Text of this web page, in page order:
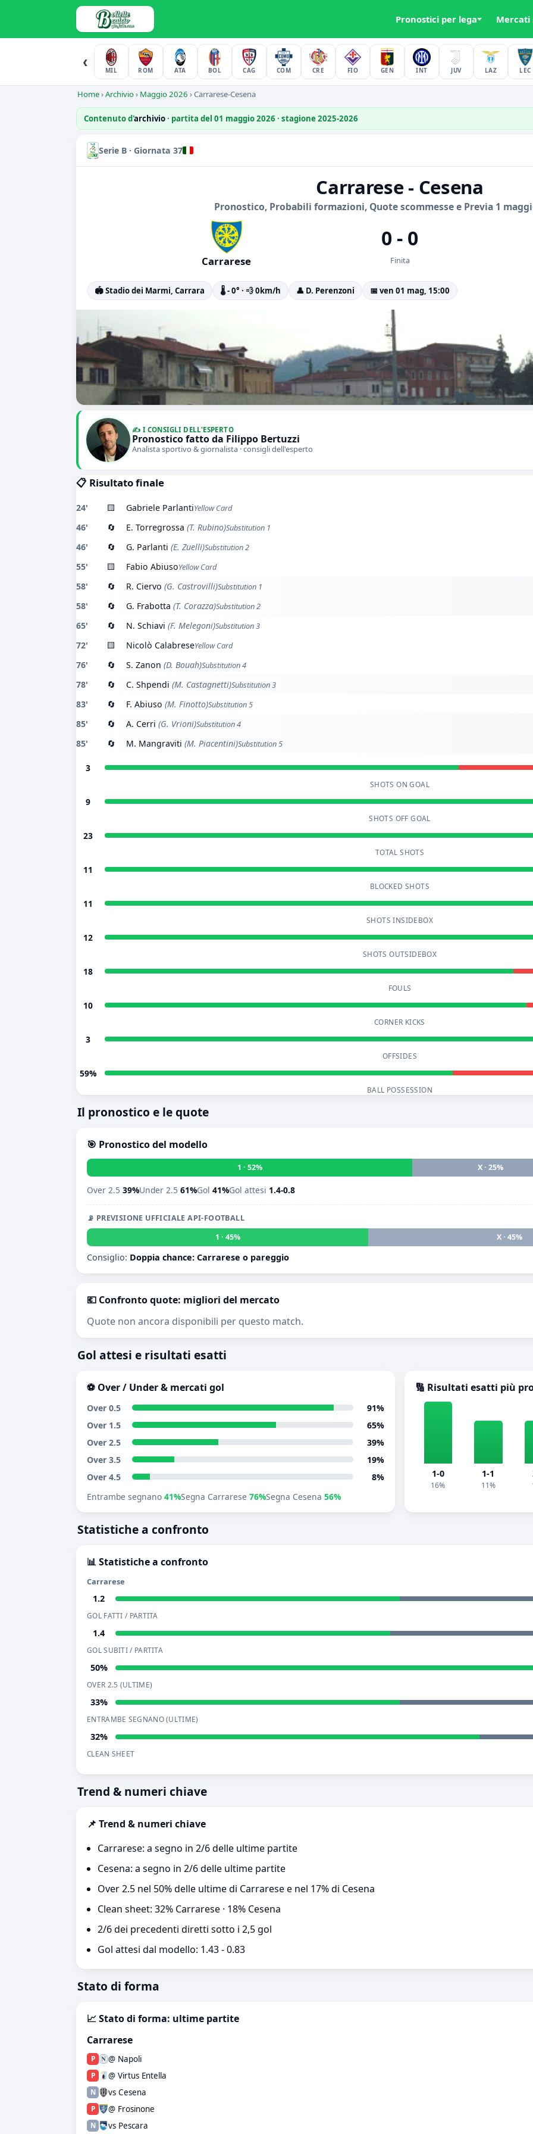
Pronostici per lega Mercati
‹
MIL ROM ATA BOL CAG COM CRE FIO GEN INT JUV LAZ LEC
Home›Archivio› Maggio 2026 ›Carrarese-Cesena
Contenuto d'archivio· partita del 01 maggio 2026 · stagione 2025-2026
Serie B · Giornata 37
Carrarese - Cesena
Pronostico, Probabili formazioni, Quote scommesse e Previa 1
Carrarese
0 - 0
Finita
🏟️ Stadio dei Marmi, Carrara 🌡️ - 0° · 💨 0km/h 👤 D. Perenzoni 📅 ven 01 mag, 15:00
✍️ I CONSIGLI DELL'ESPERTO
Pronostico fatto da Filippo Bertuzzi
Analista sportivo & giornalista · consigli dell'esperto
📋 Risultato finale
24' 🟨 Gabriele ParlantiYellow Card
46' 🔄 E. Torregrossa (T. Rubino)Substitution 1
46' 🔄 G. Parlanti (E. Zuelli)Substitution 2
55' 🟨 Fabio AbiusoYellow Card
58' 🔄 R. Ciervo (G. Castrovilli)Substitution 1
58' 🔄 G. Frabotta (T. Corazza)Substitution 2
65' 🔄 N. Schiavi (F. Melegoni)Substitution 3
72' 🟨 Nicolò CalabreseYellow Card
76' 🔄 S. Zanon (D. Bouah)Substitution 4
78' 🔄 C. Shpendi (M. Castagnetti)Substitution 3
83' 🔄 F. Abiuso (M. Finotto)Substitution 5
85' 🔄 A. Cerri (G. Vrioni)Substitution 4
85' 🔄 M. Mangraviti (M. Piacentini)Substitution 5
3
SHOTS ON GOAL
9
SHOTS OFF GOAL
23
TOTAL SHOTS
11
BLOCKED SHOTS
11
SHOTS INSIDEBOX
12
SHOTS OUTSIDEBOX
18
FOULS
10
CORNER KICKS
3
OFFSIDES
59%
BALL POSSESSION
Il pronostico e le quote
🎯 Pronostico del modello
1 · 52% X · 25%
Over 2.5 39%Under 2.5 61%Gol 41%Gol attesi 1.4-0.8
📡 PREVISIONE UFFICIALE API-FOOTBALL
1 · 45%
X · 45%
Consiglio: Doppia chance: Carrarese o pareggio
💶 Confronto quote: migliori del mercato
Quote non ancora disponibili per questo match.
Gol attesi e risultati esatti
⚽ Over / Under & mercati gol
Over 0.5
91%
Over 1.5
65%
Over 2.5
39%
Over 3.5
19%
Over 4.5
8%
Entrambe segnano 41%Segna Carrarese 76%Segna Cesena 56%
🔢 Risultati esatti più
1-0
16%
1-1
11%
Statistiche a confronto
📊 Statistiche a confronto
Carrarese
1.2
GOL FATTI / PARTITA
1.4
GOL SUBITI / PARTITA
50%
OVER 2.5 (ULTIME)
33%
ENTRAMBE SEGNANO (ULTIME)
32%
CLEAN SHEET
Trend & numeri chiave
📌 Trend & numeri chiave
Carrarese: a segno in 2/6 delle ultime partite
Cesena: a segno in 2/6 delle ultime partite
Over 2.5 nel 50% delle ultime di Carrarese e nel 17% di Cesena
Clean sheet: 32% Carrarese · 18% Cesena
2/6 dei precedenti diretti sotto i 2,5 gol
Gol attesi dal modello: 1.43 - 0.83
Stato di forma
📈 Stato di forma: ultime partite
Carrarese
P @ Napoli
P @ Virtus Entella
N vs Cesena
P @ Frosinone
N vs Pescara